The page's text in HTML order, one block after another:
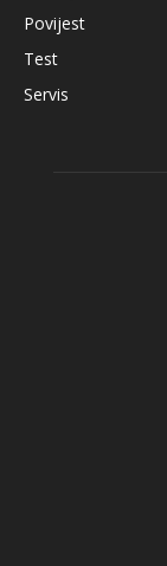
Povijest
Test
Servis